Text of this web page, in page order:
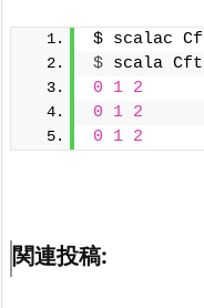
$ scalac
$ scala
0
1 2
0
1 2
0
1 2
関連投稿: